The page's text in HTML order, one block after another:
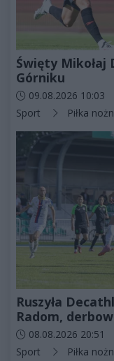
Święty Mikołaj
Górniku
Data dodania artykułu:
09.08.2026 10:03
Kategorie artykułu:
Sport Piłka
Ruszyła
Radom,
Data dodania artykułu:
08.08.2026 20:51
Kategorie artykułu:
Sport Piłka